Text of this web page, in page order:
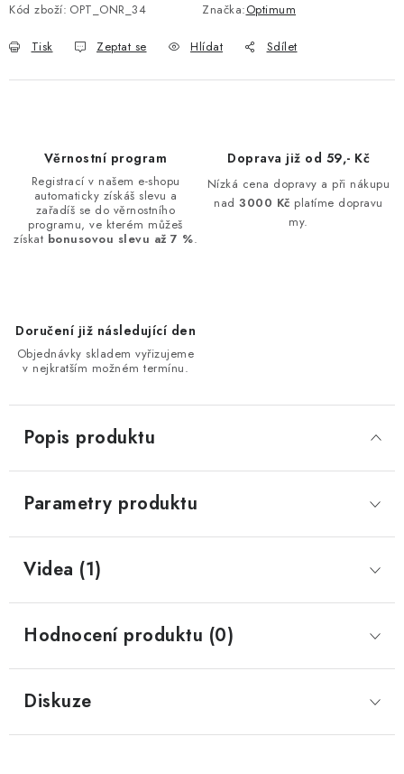
Kód zboží: OPT_ONR_34 Značka:Optimum
Tisk Zeptat se Hlídat Sdílet
Věrnostní program
Registrací v našem e-shopu
automaticky získáš slevu a
zařadíš se do věrnostního
programu, ve kterém můžeš
získat bonusovou slevu až 7 %.
Doprava již od 59,- Kč
Nízká cena dopravy a při nákupu
nad3000 Kč platíme dopravu
my.
Doručení již následující den
Objednávky skladem vyřizujeme
v nejkratším možném termínu.
Popis produktu
Parametry produktu
Videa (1)
Hodnocení produktu (0)
Diskuze